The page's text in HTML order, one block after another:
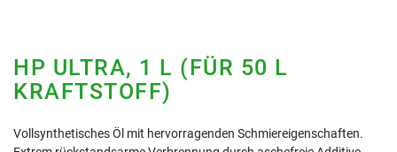
HP ULTRA, 1 L (FÜR 50 L
KRAFTSTOFF)
Vollsynthetisches Öl mit hervorragenden Schmiereigenschaften.